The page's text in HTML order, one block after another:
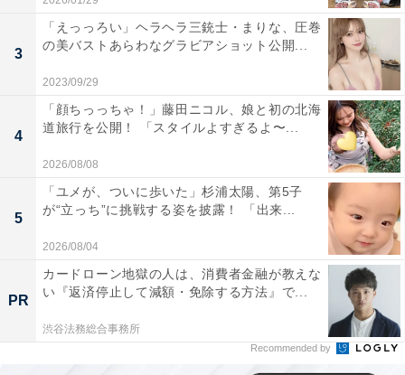
3
「えっっろい」ヘラヘラ三銃士・まりな、圧巻
の美バストあらわなグラビアショット公開...
2023/09/29
4
「顔ちっっちゃ！」藤田ニコル、娘と初の北海
道旅行を公開！ 「スタイルよすぎるよ〜...
2026/08/08
5
「ユメが、ついに歩いた」杉浦太陽、第5子
が“立っち”に挑戦する姿を披露！ 「出来...
2026/08/04
PR
カードローン地獄の人は、消費者金融が教えな
い『返済停止して減額・免除する方法』で...
渋谷法務総合事務所
Recommended by